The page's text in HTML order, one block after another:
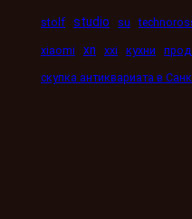
stolf studio su
xiaomi xn xxi кухни
скупка антиквариата в